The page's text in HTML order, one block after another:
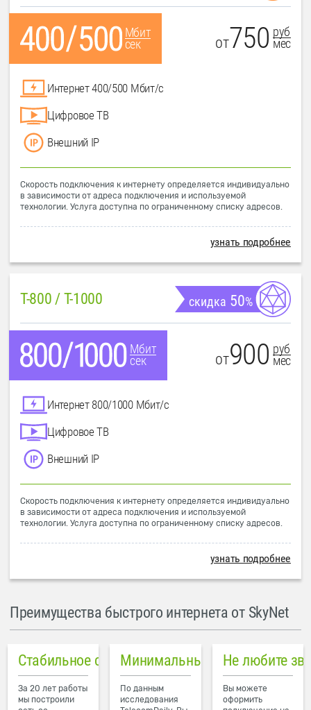
Мбит
сек
от750 руб
мес
Интернет 400/500 Мбит/с
Цифровое ТВ
Внешний IP
Скорость подключения к интернету определяется индивидуально
в зависимости от адреса подключения и используемой
технологии. Услуга доступна по ограниченному списку адресов.
узнать подробнее
T-800 / T-1000 скидка 50%
Мбит
сек
от900 руб
мес
Интернет 800/1000 Мбит/с
Цифровое ТВ
Внешний IP
Скорость подключения к интернету определяется индивидуально
в зависимости от адреса подключения и используемой
технологии. Услуга доступна по ограниченному списку адресов.
узнать подробнее
Преимущества быстрого интернета от SkyNet
Стабильное соединение
За 20 лет работы
мы построили
Минимальный пинг в городе
По данным
исследования
Не любите
Вы можете
оформить